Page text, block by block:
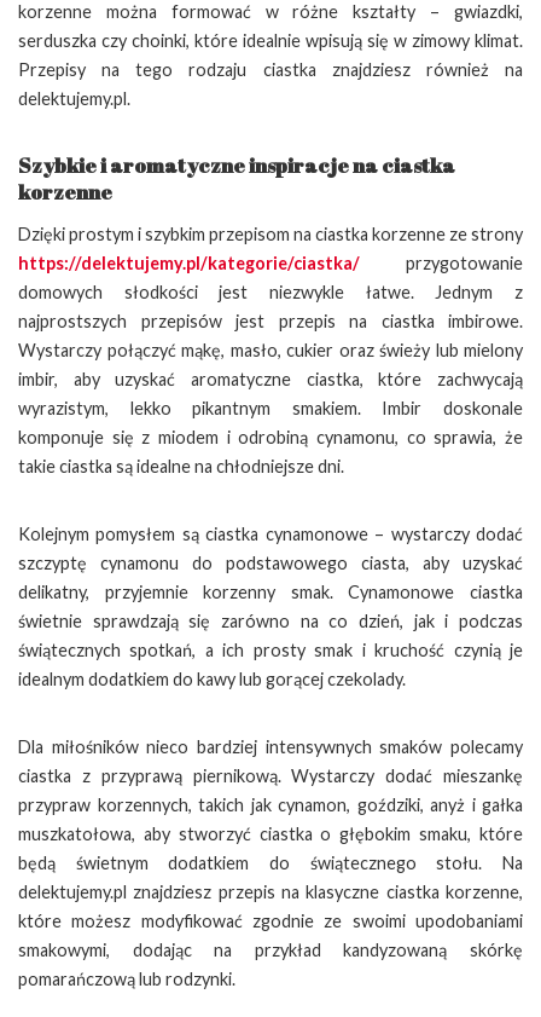
korzenne można formować w różne kształty – gwiazdki,
serduszka czy choinki, które idealnie wpisują się w zimowy klimat.
Przepisy na tego rodzaju ciastka znajdziesz również na
delektujemy.pl.
Szybkie i aromatyczne inspiracje na ciastka
korzenne
Dzięki prostym i szybkim przepisom na ciastka korzenne ze strony
https://delektujemy.pl/kategorie/ciastka/
przygotowanie
domowych słodkości jest niezwykle łatwe. Jednym z
najprostszych przepisów jest przepis na ciastka imbirowe.
Wystarczy połączyć mąkę, masło, cukier oraz świeży lub mielony
imbir, aby uzyskać aromatyczne ciastka, które zachwycają
wyrazistym, lekko pikantnym smakiem. Imbir doskonale
komponuje się z miodem i odrobiną cynamonu, co sprawia, że
takie ciastka są idealne na chłodniejsze dni.
Kolejnym pomysłem są ciastka cynamonowe – wystarczy dodać
szczyptę cynamonu do podstawowego ciasta, aby uzyskać
delikatny, przyjemnie korzenny smak. Cynamonowe ciastka
świetnie sprawdzają się zarówno na co dzień, jak i podczas
świątecznych spotkań, a ich prosty smak i kruchość czynią je
idealnym dodatkiem do kawy lub gorącej czekolady.
Dla miłośników nieco bardziej intensywnych smaków polecamy
ciastka z przyprawą piernikową. Wystarczy dodać mieszankę
przypraw korzennych, takich jak cynamon, goździki, anyż i gałka
muszkatołowa, aby stworzyć ciastka o głębokim smaku, które
będą świetnym dodatkiem do świątecznego stołu. Na
delektujemy.pl znajdziesz przepis na klasyczne ciastka korzenne,
które możesz modyfikować zgodnie ze swoimi upodobaniami
smakowymi, dodając na przykład kandyzowaną skórkę
pomarańczową lub rodzynki.